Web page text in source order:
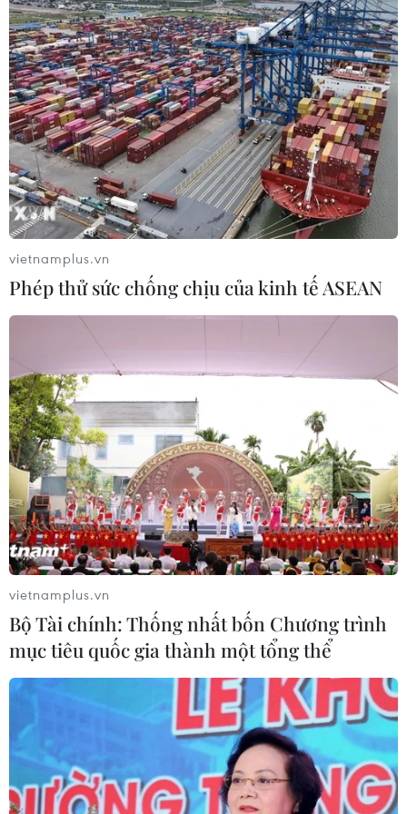
ASC 2026: Tiếp lửa đam mê khoa học
cho thế hệ trẻ Việt Nam
04/08/2026 14:08
Xem thêm
CƠ QUAN CHỦ QUẢN: THÔNG TẤN XÃ VIỆT NAM
Tổng Biên tập: TRẦN TIẾN DUẨN
Phó Tổng Biên tập: NGUYỄN THỊ TÁM, KHÚC THANH
THỦY
Sở hữu trí tuệ
Quy định sử dụng
RSS
Hỗ trợ
Ngôn ngữ
TTXVN
Dịch vụ tin
Quảng cáo
Liên hệ
Giấy phép số: 1374/GP-BTTTT do Bộ Thông tin và Truyền thông
cấp ngày 11/9/2008.
Quảng cáo: Phó TBT Nguyễn Thị Tám: 093.5958688, Email:
tamvna@gmail.com
Điện thoại: (024) 39411349 - (024) 39411348, Fax: (024)
39411348
Email:vietnamplus2008@gmail.com
vietnamplus.vn
Phép thử sức chống chịu của kinh tế ASEAN
vietnamplus.vn
Bộ Tài chính: Thống nhất bốn Chương trình
mục tiêu quốc gia thành một tổng thể